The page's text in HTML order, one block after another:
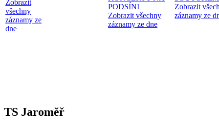
Zobrazit
všechny
záznamy ze
dne
PODSÍNI
Zobrazit všechny
záznamy ze dne
Zobrazit
záznamy ze
TS Jaroměř